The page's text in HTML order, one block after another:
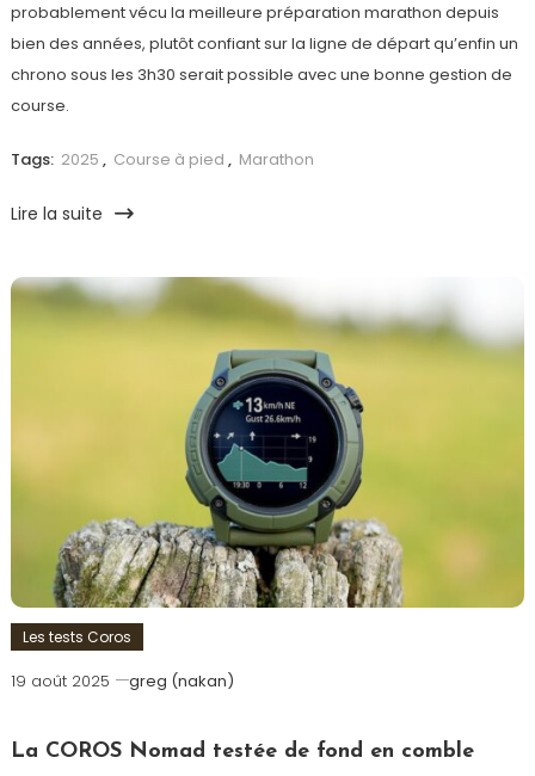
probablement vécu la meilleure préparation marathon depuis
bien des années, plutôt confiant sur la ligne de départ qu’enfin un
chrono sous les 3h30 serait possible avec une bonne gestion de
course.
Tags: 2025 , Course à pied , Marathon
Lire la suite
Les tests Coros
19 août 2025 greg (nakan)
La COROS Nomad testée de fond en comble